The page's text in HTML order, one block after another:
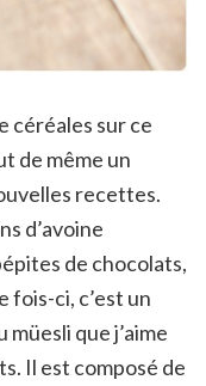
céréales sur ce
de même un
recettes.
d’avoine
de chocolats,
fois-ci, c’est un
que j’aime
Il est composé de